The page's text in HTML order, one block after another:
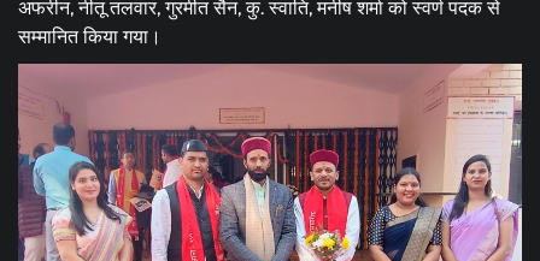
अफरीन, नीतू तलवार, गुरमीत सैन, कु. स्वाति, मनीष शर्मा को स्वर्ण पदक से
सम्मानित किया गया।